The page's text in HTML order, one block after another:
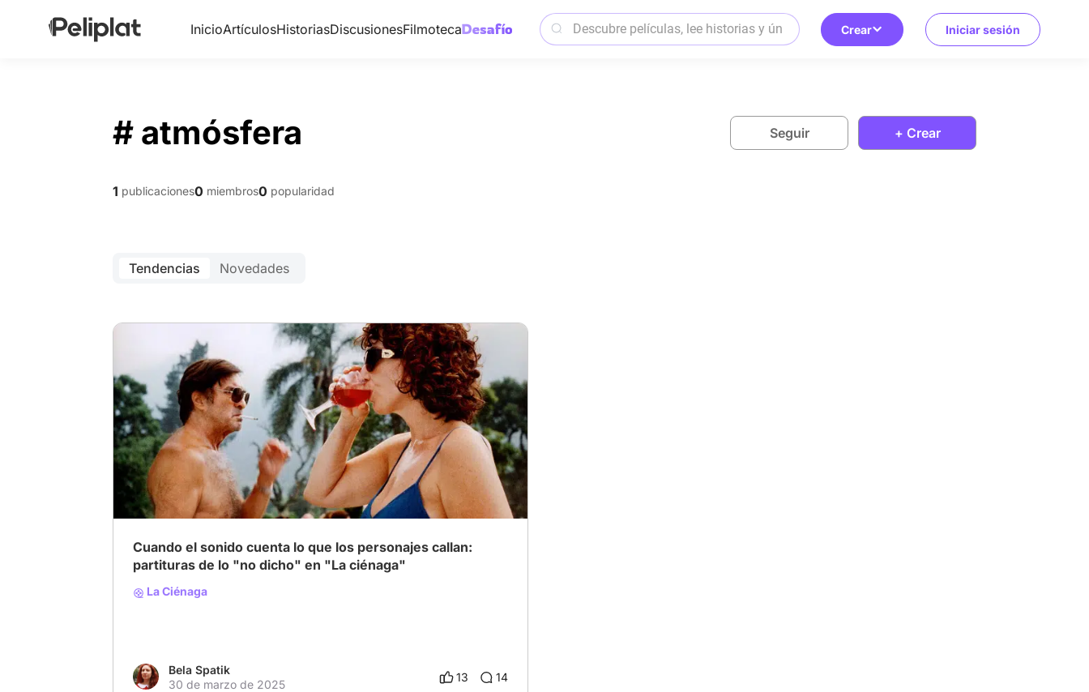
InicioArtículosHistoriasDiscusionesFilmoteca Crear Iniciar sesión
# atmósfera Seguir + Crear
1 publicaciones0 miembros0 popularidad
Tendencias Novedades
# Sonido # atmósfera # Drama
Cuando el sonido cuenta lo que los personajes callan:
partituras de lo "no dicho" en "La ciénaga"
La Ciénaga
Bela Spatik
30 de marzo de 2025
13 14